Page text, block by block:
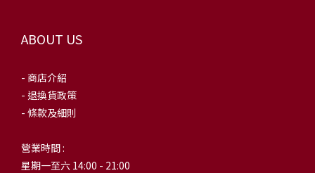
ABOUT US
- 商店介紹
- 退換貨政策
- 條款及細則
營業時間 :
星期一至六 14:00 - 21:00